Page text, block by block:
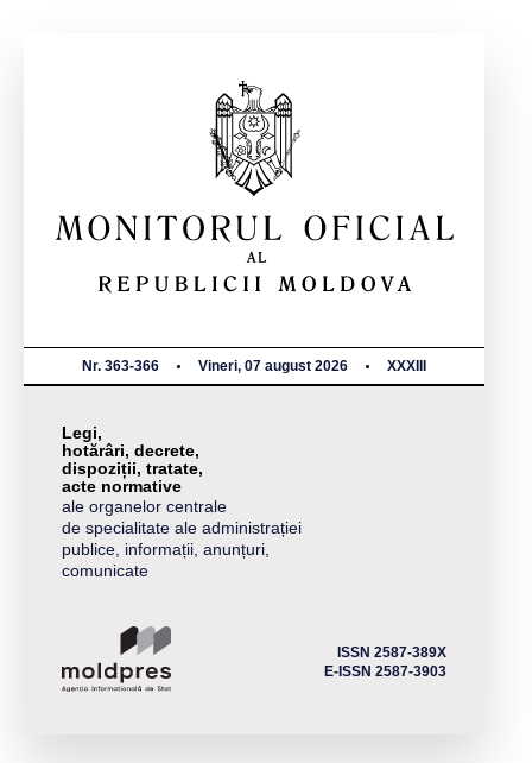
Nr. 363-366 Vineri, 07 august 2026 XXXIII
Legi,
hotărâri, decrete,
dispoziții, tratate,
acte normative
ale organelor centrale
de specialitate ale administrației
publice, informații, anunțuri,
comunicate
ISSN 2587-389X
E-ISSN 2587-3903